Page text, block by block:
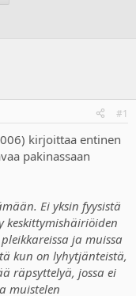
#1
kirjoittaa entinen
pakinassaan
Ei yksin fyysistä
keskittymishäiriöiden
ja muissa
kun on lyhytjänteistä,
räpsyttelyä, jossa ei
muistelen